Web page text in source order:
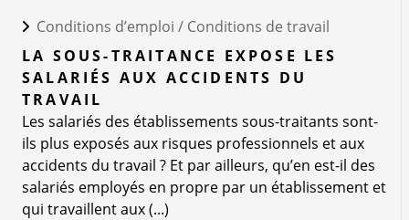
Conditions d’emploi / Conditions de travail
LA SOUS-TRAITANCE EXPOSE LES
SALARIÉS AUX ACCIDENTS DU
TRAVAIL
Les salariés des établissements sous-traitants sont-
ils plus exposés aux risques professionnels et aux
accidents du travail ? Et par ailleurs, qu’en est-il des
salariés employés en propre par un établissement et
qui travaillent aux (...)